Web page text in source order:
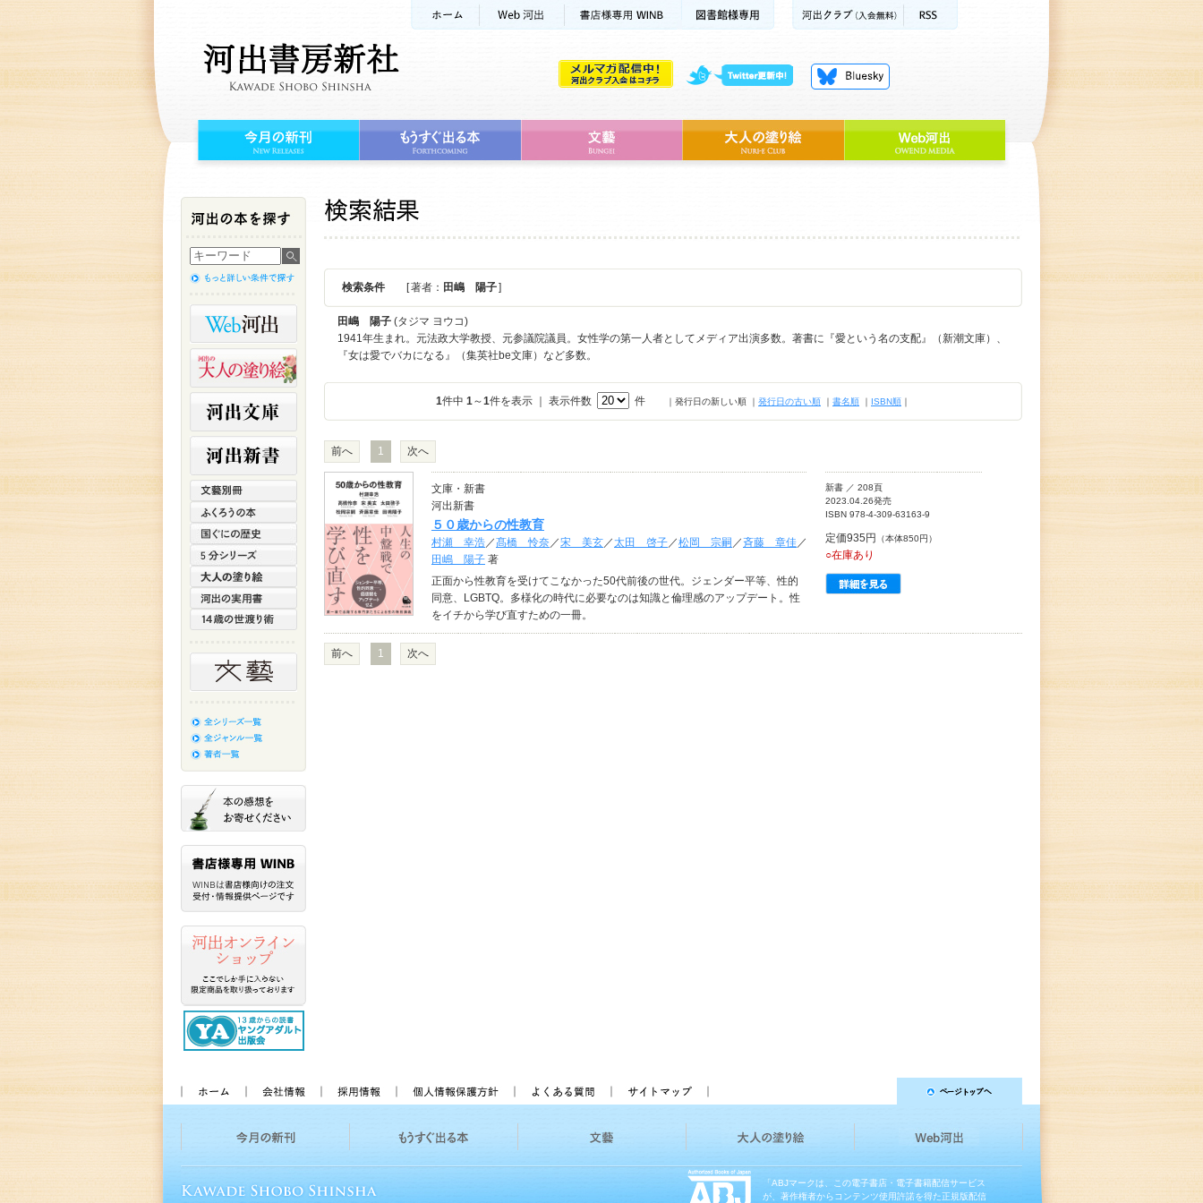
検索条件 [ 著者： 田嶋 陽子]
田嶋 陽子 (タジマ ヨウコ)
1941年生まれ。元法政大学教授、元参議院議員。女性学の第一人者としてメディア出演多数。著書に『愛という名の支配』（新潮文庫）、
『女は愛でバカになる』（集英社be文庫）など多数。
1件中 1～1件を表示 ｜ 表示件数 件 ｜発行日の新しい順 ｜ 発行日の古い順 ｜ 書名順 ｜ ISBN順 ｜
前へ 1 次へ
文庫・新書
河出新書
５０歳からの性教育
村瀬 幸浩／髙橋 怜奈／宋 美玄／太田 啓子／松岡 宗嗣 ／斉藤 章佳／
田嶋 陽子 著
正面から性教育を受けてこなかった50代前後の世代。ジェンダー平等、性的
同意、LGBTQ。多様化の時代に必要なのは知識と倫理感のアップデート。性
をイチから学び直すための一冊。
新書 ／ 208頁
2023.04.26発売
ISBN 978-4-309-63163-9
定価935円 （本体850円）
○在庫あり
前へ 1 次へ
「ABJマークは、この電子書店・電子書籍配信サービス
が、著作権者からコンテンツ使用許諾を得た正規版配信